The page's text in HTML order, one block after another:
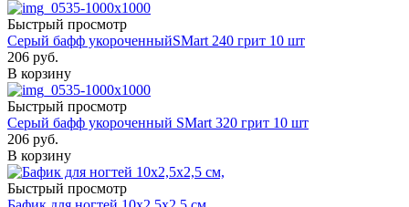
Быстрый просмотр
Серый бафф укороченныйSMart 240 грит 10 шт
206 руб.
В корзину
Быстрый просмотр
Серый бафф укороченный SMart 320 грит 10 шт
206 руб.
В корзину
Быстрый просмотр